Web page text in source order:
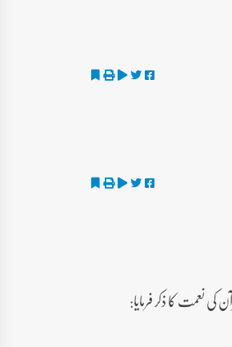
نعمت کا ذکر فرمایا: